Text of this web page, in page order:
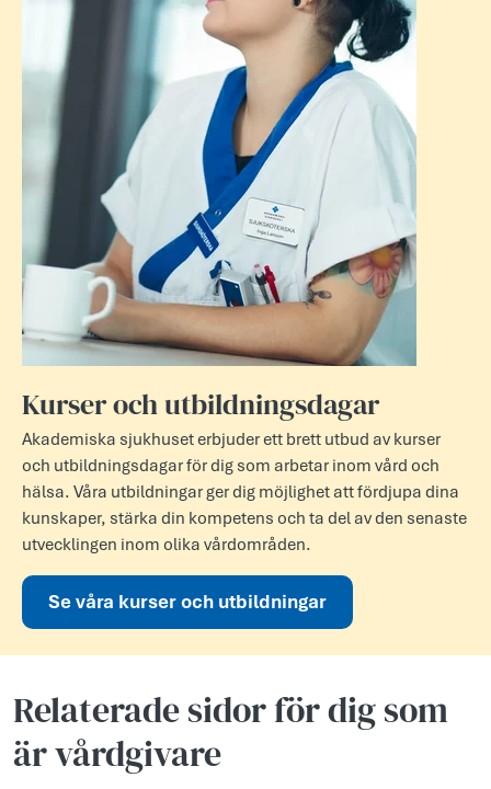
Kurser och utbildningsdagar
Akademiska sjukhuset erbjuder ett brett utbud av kurser
och utbildningsdagar för dig som arbetar inom vård och
hälsa. Våra utbildningar ger dig möjlighet att fördjupa dina
kunskaper, stärka din kompetens och ta del av den senaste
utvecklingen inom olika vårdområden.
Se våra kurser och utbildningar
Relaterade sidor för dig som
är vårdgivare